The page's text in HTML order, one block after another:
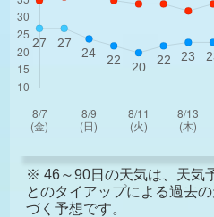
※ 46～90日の天気は、天気
とのタイアップによる過去
づく予想です。